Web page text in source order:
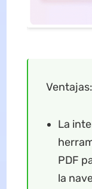
Ventajas:
La
PDF
la